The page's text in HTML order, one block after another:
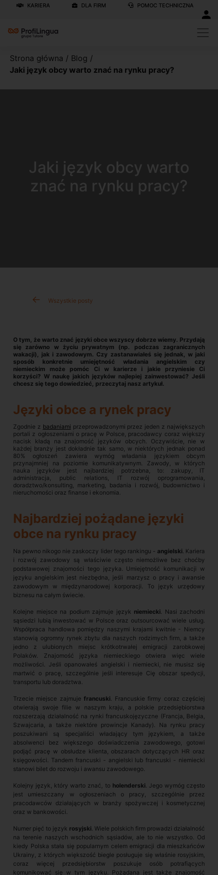
KARIERA DLA FIRM POMOC TECHNICZNA
Strona główna / Blog /
Jaki język obcy warto znać na rynku pracy?
Jaki język obcy warto
znać na rynku pracy?
Wszystkie posty
O tym, że warto znać języki obce wszyscy dobrze wiemy. Przydają
się zarówno w życiu prywatnym (np. podczas zagranicznych
wakacji), jak i zawodowym. Czy zastanawiałeś się jednak, w jaki
sposób konkretnie umiejętność władania angielskim czy
niemieckim może pomóc Ci w karierze i jakie przyniesie Ci
korzyści? W naukę jakich języków najlepiej zainwestować? Jeśli
chcesz się tego dowiedzieć, przeczytaj nasz artykuł.
Języki obce a rynek pracy
Zgodnie z badaniami przeprowadzonymi przez jeden z największych
portali z ogłoszeniami o pracę w Polsce, pracodawcy coraz większy
nacisk kładą na znajomość języków obcych. Oczywiście, nie w
każdej branży jest dokładnie tak samo, w niektórych jednak ponad
80% ogłoszeń zawiera wymóg władania językiem obcym
przynajmniej na poziomie komunikatywnym. Zawody, w których
nauka języków jest najbardziej potrzebna, to: zakupy, IT
administracja, public relations, IT rozwój oprogramowania,
doradztwo/konsulting, marketing, badania i rozwój, budownictwo i
nieruchomości oraz finanse i ekonomia.
Najbardziej pożądane języki
obce na rynku pracy
Na pewno nikogo nie zaskoczy lider tego rankingu - angielski. Kariera
i rozwój zawodowy są właściwie często niemożliwe bez choćby
podstawowej znajomości tego języka. Umiejętność komunikacji w
języku angielskim jest niezbędna, jeśli marzysz o pracy i awansie
zawodowym w międzynarodowej korporacji. To język urzędowy
biznesu na całym świecie.
Kolejne miejsce na podium zajmuje język niemiecki. Nasi zachodni
sąsiedzi lubią inwestować w Polsce oraz outsourcować wiele usług.
Współpraca handlowa pomiędzy naszymi krajami kwitnie - Niemcy
stanowią ogromny rynek zbytu dla naszych rodzimych firm, a także
jedno z ulubionych miejsc krótkotrwałej emigracji zarobkowej
Polaków. Znajomość języka niemieckiego otwiera więc wiele
możliwości. Jeśli opanowałeś angielski i niemiecki, nie musisz się
martwić o pracę, szczególnie jeśli interesuje Cię obszar spedycji,
transportu lub doradztwa.
Trzecie miejsce zajmujefrancuski. Francuskie firmy coraz częściej
otwierają swoje filie w naszym kraju, a polskie przedsiębiorstwa
rozszerzają działalność na rynki francuskojęzyczne (Francja, Belgia,
Szwajcaria, a także niektóre prowincje Kanady). Na rynku pracy
poszukiwani są specjaliści władający tym językiem, a także
absolwenci bez większego doświadczenia zawodowego, gotowi
podjąć pracę w obsłudze klienta, obszarach dotyczących HR oraz
księgowości. Tandem francuski - angielski lub francuski - niemiecki
stanowi bilet do rozwoju i awansu zawodowego.
Kolejny język, który warto znać, to holenderski. Jego wymóg często
jest umieszczany w ogłoszeniach o pracy, szczególnie przez
pracodawców działających w branży spożywczej i kosmetycznej
oraz w bankowości.
Numer pięć to język rosyjski. Wiele polskich firm prowadzi działalność
na terenie naszych wschodnich sąsiadów, ale to nie wszystko. Od
kiedy Polska stała się popularnym celem emigracji dla mieszkańców
Ukrainy, z których większość biegle posługuje się właśnie rosyjskim,
coraz więcej przedsiębiorstw poszukuje osób potrafiących
komunikować się w tym języku. Pożądana jest także znajomość